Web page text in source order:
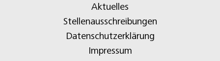
Aktuelles
Stellenausschreibungen
Datenschutzerklärung
Impressum